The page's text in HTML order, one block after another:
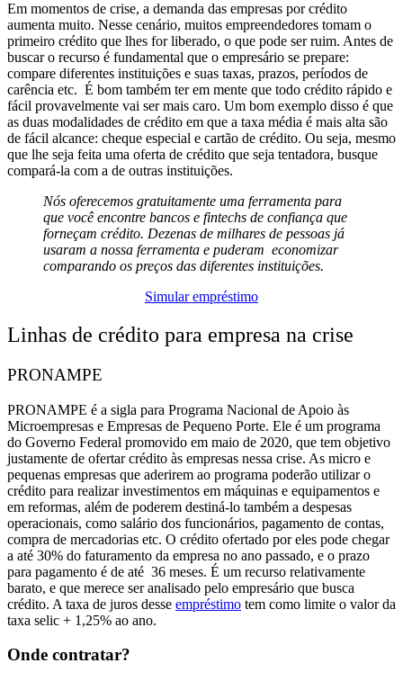
Em momentos de crise, a demanda das empresas por crédito
aumenta muito. Nesse cenário, muitos empreendedores tomam o
primeiro crédito que lhes for liberado, o que pode ser ruim. Antes de
buscar o recurso é fundamental que o empresário se prepare:
compare diferentes instituições e suas taxas, prazos, períodos de
carência etc. É bom também ter em mente que todo crédito rápido e
fácil provavelmente vai ser mais caro. Um bom exemplo disso é que
as duas modalidades de crédito em que a taxa média é mais alta são
de fácil alcance: cheque especial e cartão de crédito. Ou seja, mesmo
que lhe seja feita uma oferta de crédito que seja tentadora, busque
compará-la com a de outras instituições.
Nós oferecemos gratuitamente uma ferramenta para
que você encontre bancos e fintechs de confiança que
forneçam crédito. Dezenas de milhares de pessoas já
usaram a nossa ferramenta e puderam economizar
comparando os preços das diferentes instituições.
Simular empréstimo
Linhas de crédito para empresa na crise
PRONAMPE
PRONAMPE é a sigla para Programa Nacional de Apoio às
Microempresas e Empresas de Pequeno Porte. Ele é um programa
do Governo Federal promovido em maio de 2020, que tem objetivo
justamente de ofertar crédito às empresas nessa crise. As micro e
pequenas empresas que aderirem ao programa poderão utilizar o
crédito para realizar investimentos em máquinas e equipamentos e
em reformas, além de poderem destiná-lo também a despesas
operacionais, como salário dos funcionários, pagamento de contas,
compra de mercadorias etc. O crédito ofertado por eles pode chegar
a até 30% do faturamento da empresa no ano passado, e o prazo
para pagamento é de até 36 meses. É um recurso relativamente
barato, e que merece ser analisado pelo empresário que busca
crédito. A taxa de juros desse empréstimo tem como limite o valor da
taxa selic + 1,25% ao ano.
Onde contratar?